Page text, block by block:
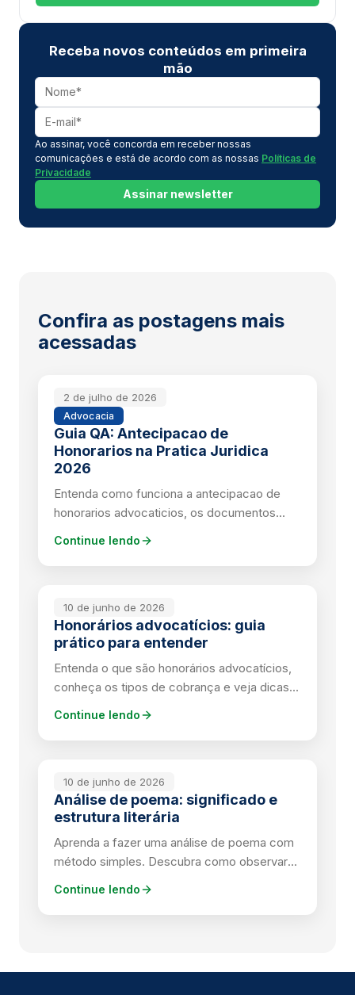
Receba novos conteúdos em primeira
mão
Ao assinar, você concorda em receber nossas
comunicações e está de acordo com as nossas Políticas de
Privacidade
Assinar newsletter
Confira as postagens mais
acessadas
2 de julho de 2026
Advocacia
Guia QA: Antecipacao de
Honorarios na Pratica Juridica
2026
Entenda como funciona a antecipacao de
honorarios advocaticios, os documentos
exigidos e os prazos praticados no mercado.
Continue lendo
10 de junho de 2026
Honorários advocatícios: guia
prático para entender
Entenda o que são honorários advocatícios,
conheça os tipos de cobrança e veja dicas
práticas para contratar um advogado com
Continue lendo
10 de junho de 2026
Análise de poema: significado e
estrutura literária
Aprenda a fazer uma análise de poema com
método simples. Descubra como observar
temas, figuras de linguagem e contrastes
Continue lendo